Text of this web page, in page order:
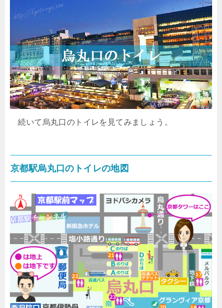
続いて烏丸口のトイレを見てみましょう。
京都駅烏丸口のトイレの地図